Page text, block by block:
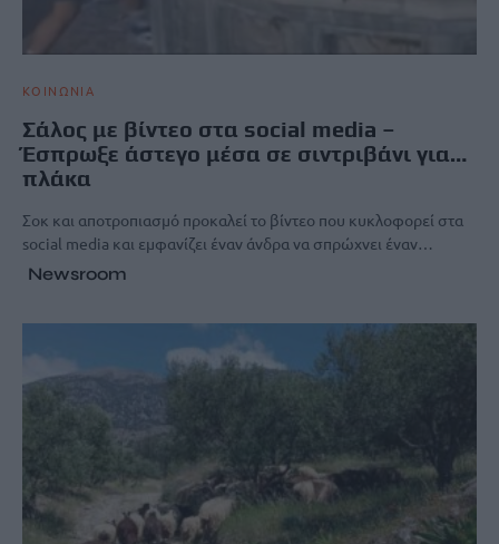
ΚΟΙΝΩΝΙΑ
Σάλος με βίντεο στα social media –
Έσπρωξε άστεγο μέσα σε σιντριβάνι για…
πλάκα
Σοκ και αποτροπιασμό προκαλεί το βίντεο που κυκλοφορεί στα
social media και εμφανίζει έναν άνδρα να σπρώχνει έναν…
Newsroom